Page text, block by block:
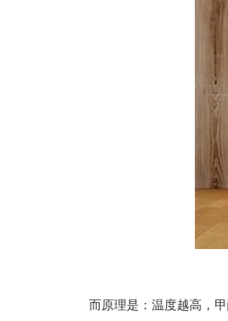
而原理是：温度越高，甲